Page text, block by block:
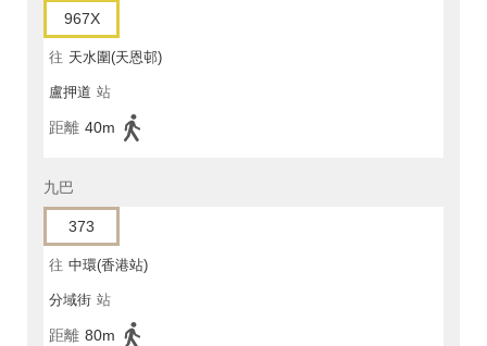
967X
往 天水圍(天恩邨)
盧押道 站
距離 40m
九巴
373
往 中環(香港站)
分域街 站
距離 80m